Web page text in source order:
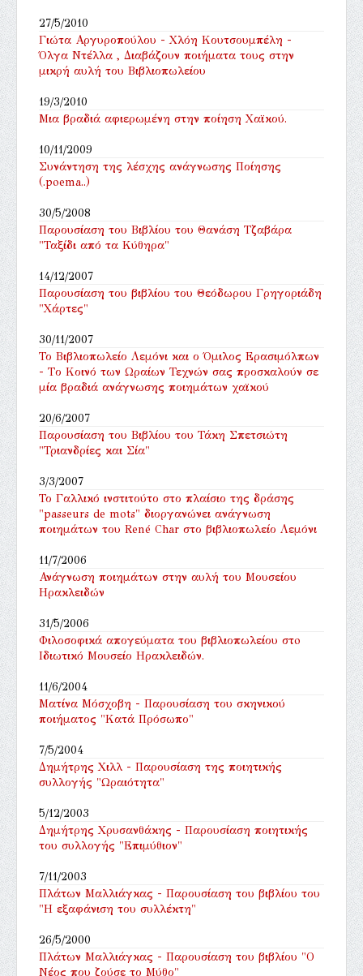
27/5/2010
Γιώτα Αργυροπούλου - Χλόη Κουτσουμπέλη -
Όλγα Ντέλλα , Διαβάζουν ποιήματα τους στην
μικρή αυλή του Βιβλιοπωλείου
19/3/2010
Μια βραδιά αφιερωμένη στην ποίηση Χαϊκού.
10/11/2009
Συνάντηση της λέσχης ανάγνωσης Ποίησης
(.poema..)
30/5/2008
Παρουσίαση του Βιβλίου του Θανάση Τζαβάρα
"Ταξίδι από τα Κύθηρα"
14/12/2007
Παρουσίαση του βιβλίου του Θεόδωρου Γρηγοριάδη
"Χάρτες"
30/11/2007
Το Βιβλιοπωλείο Λεμόνι και ο Όμιλος Ερασιμόλπων
- Tο Κοινό των Ωραίων Τεχνών σας προσκαλούν σε
μία βραδιά ανάγνωσης ποιημάτων χαϊκού
20/6/2007
Παρουσίαση του Βιβλίου του Τάκη Σπετσιώτη
"Τριανδρίες και Σία"
3/3/2007
Το Γαλλικό ινστιτούτο στο πλαίσιο της δράσης
"passeurs de mots" διοργανώνει ανάγνωση
ποιημάτων του René Char στο βιβλιοπωλείο Λεμόνι
11/7/2006
Ανάγνωση ποιημάτων στην αυλή του Μουσείου
Ηρακλειδών
31/5/2006
Φιλοσοφικά απογεύματα του βιβλιοπωλείου στo
Ιδιωτικό Μουσείο Ηρακλειδών.
11/6/2004
Ματίνα Μόσχοβη - Παρουσίαση του σκηνικού
ποιήματος "Κατά Πρόσωπο"
7/5/2004
Δημήτρης Χιλλ - Παρουσίαση της ποιητικής
συλλογής "Ωραιότητα"
5/12/2003
Δημήτρης Χρυσανθάκης - Παρουσίαση ποιητικής
του συλλογής "Επιμύθιον"
7/11/2003
Πλάτων Μαλλιάγκας - Παρουσίαση του βιβλίου του
"Η εξαφάνιση του συλλέκτη"
26/5/2000
Πλάτων Μαλλιάγκας - Παρουσίαση του βιβλίου "Ο
Νέος που ζούσε το Μύθο"